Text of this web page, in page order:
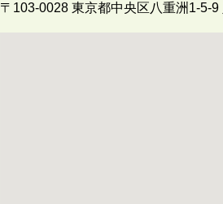
〒103-0028東京都中央区八重洲1-5-9